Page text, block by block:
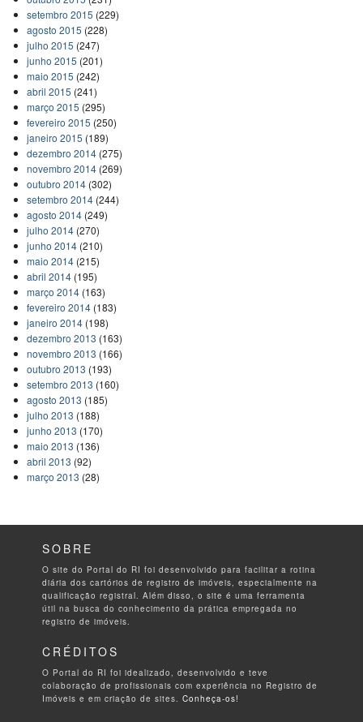
setembro 2015 (229)
agosto 2015 (228)
julho 2015 (247)
junho 2015 (201)
maio 2015 (242)
abril 2015 (241)
março 2015 (295)
fevereiro 2015 (250)
janeiro 2015 (189)
dezembro 2014(275)
novembro 2014(269)
outubro 2014(302)
setembro 2014(244)
agosto 2014(249)
julho 2014(270)
junho 2014(210)
maio 2014(215)
abril 2014(195)
março 2014(163)
fevereiro 2014(183)
janeiro 2014(198)
dezembro 2013 (163)
novembro 2013 (166)
outubro 2013 (193)
setembro 2013 (160)
agosto 2013 (185)
julho 2013 (188)
junho 2013 (170)
maio 2013 (136)
abril 2013 (92)
março 2013 (28)
SOBRE
O site do Portal do RI foi desenvolvido para facilitar a rotina
diária dos cartórios de registro de imóveis, especialmente na
qualificação registral. Além disso, o site é uma ferramenta
útil na busca do conhecimento da prática empregada no
registro de imóveis.
CRÉDITOS
O Portal do RI foi idealizado, desenvolvido e teve
colaboração de profissionais com experiência no Registro de
Imóveis e em criação de sites.Conheça-os!